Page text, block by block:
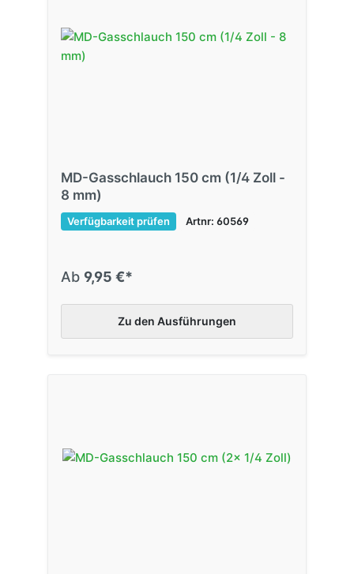
MD-Gasschlauch 150 cm (1/4 Zoll -
8 mm)
Verfügbarkeit prüfen Artnr: 60569
Ab 9,95 €*
Zu den Ausführungen